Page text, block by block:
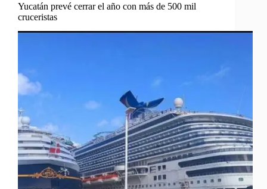
Yucatán prevé cerrar el año con más de 500 mil
cruceristas